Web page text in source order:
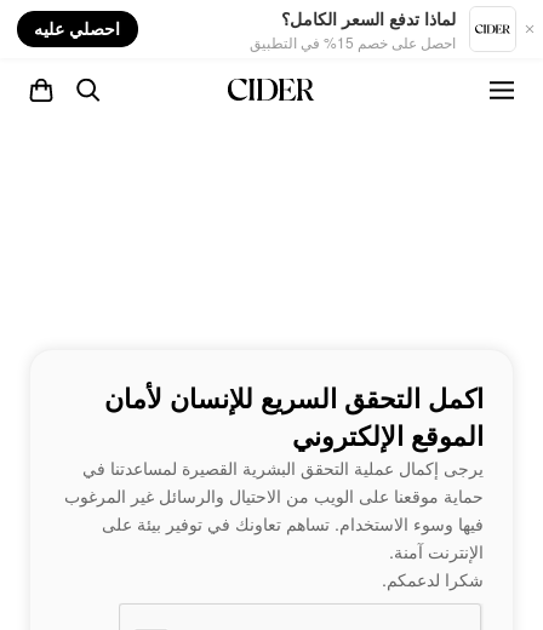
لماذا تدفع السعر الكامل؟
احصل على خصم 15% في التطبيق
احصلي عليه
اكمل التحقق السريع للإنسان لأمان
الموقع الإلكتروني
يرجى إكمال عملية التحقق البشرية القصيرة لمساعدتنا في
حماية موقعنا على الويب من الاحتيال والرسائل غير المرغوب
فيها وسوء الاستخدام. تساهم تعاونك في توفير بيئة على
الإنترنت آمنة.
شكرا لدعمكم.